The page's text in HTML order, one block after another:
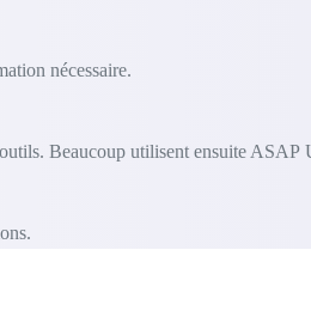
nécessaire.
Beaucoup utilisent ensuite ASAP